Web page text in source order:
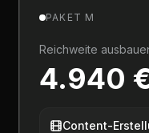
PAKET M
Reichweite
4.940
Content-